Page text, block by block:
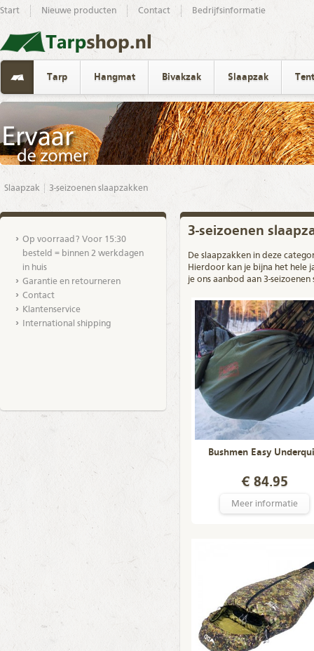
Start Nieuwe producten Contact Bedrijfsinformatie
Tarp Hangmat Bivakzak Slaapzak Tent
Slaapzak 3-seizoenen slaapzakken
Op voorraad? Voor 15:30
besteld = binnen 2 werkdagen
in huis
Garantie en retourneren
Contact
Klantenservice
International shipping
3-seizoenen
De slaapzakken in deze
Hierdoor kan je bijna het hele
je ons aanbod aan 3-seizoenen
Bushmen Easy
€ 84.95
Meer informatie